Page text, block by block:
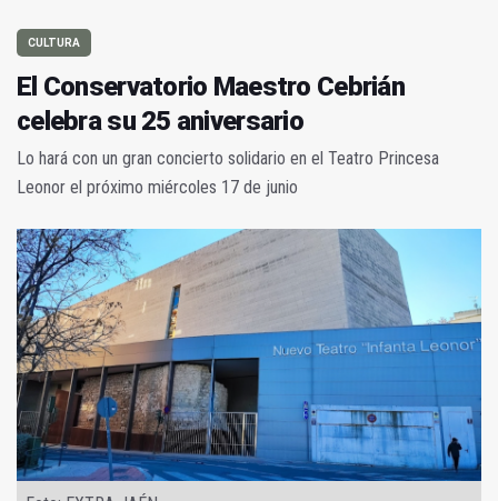
CULTURA
El Conservatorio Maestro Cebrián
celebra su 25 aniversario
Lo hará con un gran concierto solidario en el Teatro Princesa
Leonor el próximo miércoles 17 de junio